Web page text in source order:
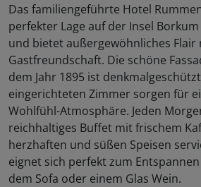
Das familiengeführte Hotel
perfekter Lage auf der Insel
und bietet außergewöhnliches
Gastfreundschaft. Die schöne
dem Jahr 1895 ist
eingerichteten Zimmer sorgen für
Wohlfühl-Atmosphäre. Jeden
reichhaltiges Buffet mit frischem
herzhaften und süßen Speisen
eignet sich perfekt zum
dem Sofa oder einem Glas Wein.